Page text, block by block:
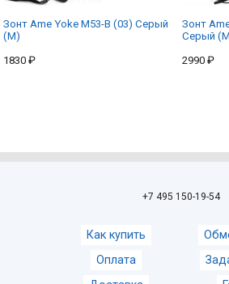
Зонт Ame Yoke M53-B (03) Серый
(M)
1830 ₽
Зонт
Серый
2990 ₽
+7 495 150-19-54
Как купить
Оплата